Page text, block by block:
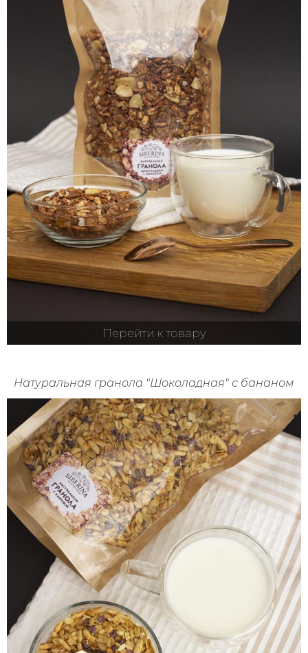
Перейти к товару
Натуральная гранола "Шоколадная" с бананом